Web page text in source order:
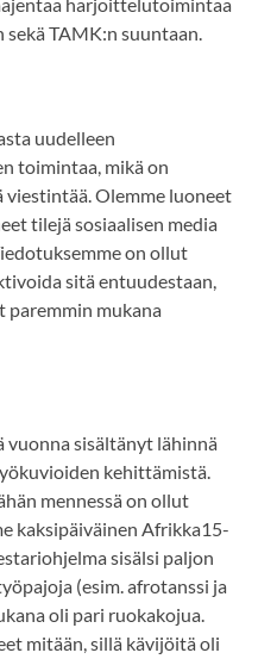
TAMK:n suuntaan.
uudelleen
toimintaa, mikä on
Olemme luoneet
tilejä sosiaalisen media
on ollut
sitä entuudestaan,
mukana
vuonna sisältänyt lähinnä
kehittämistä.
mennessä on ollut
kaksipäiväinen Afrikka15-
sisälsi paljon
(esim. afrotanssi ja
oli pari ruokakojua.
mitään, sillä kävijöitä oli